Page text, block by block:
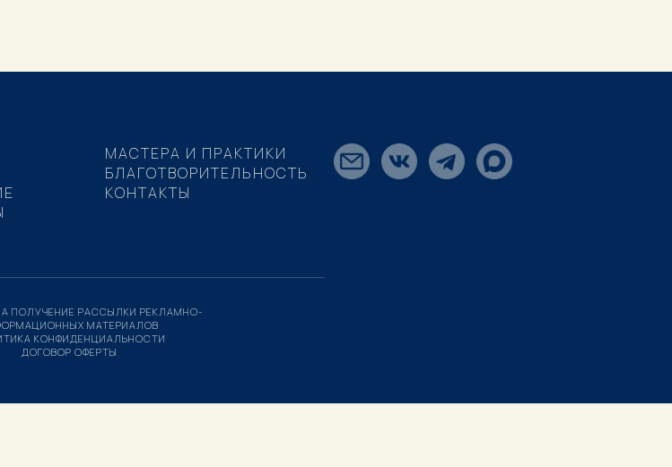
МАСТЕРА И ПРАКТИКИ
БЛАГОТВОРИТЕЛЬНОСТЬ
КОНТАКТЫ
ПОЛУЧЕНИЕ РАССЫЛКИ РЕКЛАМНО-
МАТЕРИАЛОВ
КОНФИДЕНЦИАЛЬНОСТИ
ДОГОВОР ОФЕРТЫ